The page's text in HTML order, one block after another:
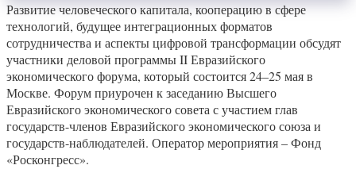
Развитие человеческого капитала, кооперацию в сфере
технологий, будущее интеграционных форматов
сотрудничества и аспекты цифровой трансформации обсудят
участники деловой программы II Евразийского
экономического форума, который состоится 24–25 мая в
Москве. Форум приурочен к заседанию Высшего
Евразийского экономического совета с участием глав
государств-членов Евразийского экономического союза и
государств-наблюдателей. Оператор мероприятия – Фонд
«Росконгресс».